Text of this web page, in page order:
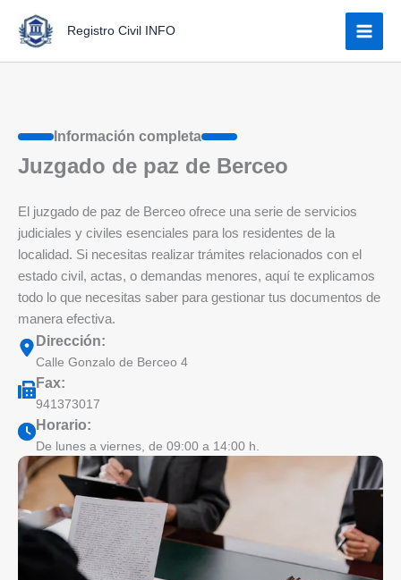
contenido
Registro Civil INFO
Información completa
Juzgado de paz de Berceo
El juzgado de paz de Berceo ofrece una serie de servicios
judiciales y civiles esenciales para los residentes de la
localidad. Si necesitas realizar trámites relacionados con el
estado civil, actas, o demandas menores, aquí te explicamos
todo lo que necesitas saber para gestionar tus documentos de
manera efectiva.
Dirección:
Calle Gonzalo de Berceo 4
Fax:
941373017
Horario:
De lunes a viernes, de 09:00 a 14:00 h.